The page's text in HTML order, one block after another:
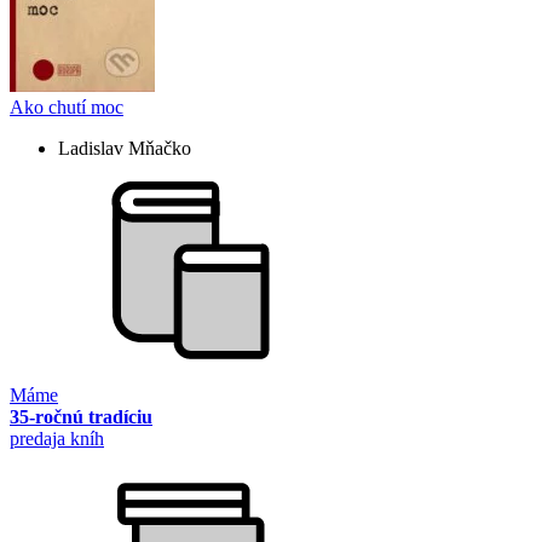
Ako chutí moc
Ladislav Mňačko
Máme
35-ročnú tradíciu
predaja kníh